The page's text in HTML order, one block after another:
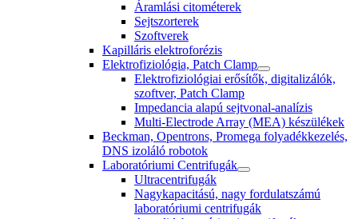
Áramlási citométerek
Sejtszorterek
Szoftverek
Kapilláris elektroforézis
Elektrofiziológia, Patch Clamp
Elektrofiziológiai erősítők, digitalizálók,
szoftver, Patch Clamp
Impedancia alapú sejtvonal-analízis
Multi-Electrode Array (MEA) készülékek
Beckman, Opentrons, Promega folyadékkezelés,
DNS izoláló robotok
Laboratóriumi Centrifugák
Ultracentrifugák
Nagykapacitású, nagy fordulatszámú
laboratóriumi centrifugák